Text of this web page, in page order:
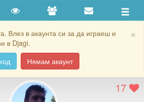
×
Влез в акаунта си за да играеш и
в Djagi.
Нямам акаунт
17